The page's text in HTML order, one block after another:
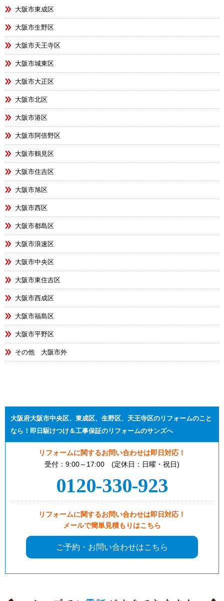
大阪市東成区
大阪市生野区
大阪市天王寺区
大阪市城東区
大阪市大正区
大阪市北区
大阪市港区
大阪市阿倍野区
大阪市鶴見区
大阪市住吉区
大阪市旭区
大阪市西区
大阪市都島区
大阪市浪速区
大阪市中央区
大阪市東住吉区
大阪市西成区
大阪市福島区
大阪市平野区
その他 大阪市外
大阪府大阪市中央区、東成区、生野区、天王寺区のリフォームのこと
なら！即日駆けつけ＆工事保証のリフォームのサンズへ
リフォームに関するお問い合わせは即日対応！
受付：9:00～17:00 (定休日：日曜・祝日)
0120-330-923
リフォームに関するお問い合わせは即日対応！
メールで簡単見積もりはこちら
ご予約・お問い合わせはこちら